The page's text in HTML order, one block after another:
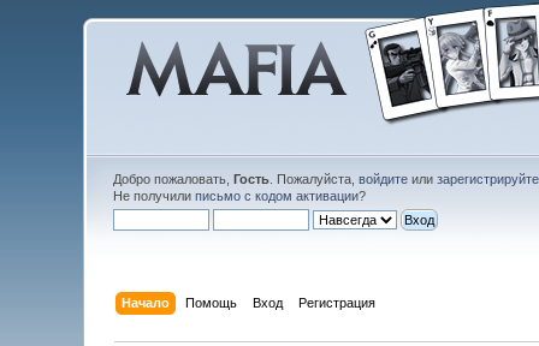
Добро пожаловать, Гость. Пожалуйста, войдитеили
Не получили письмо с кодом активации?
Начало Помощь Вход Регистрация